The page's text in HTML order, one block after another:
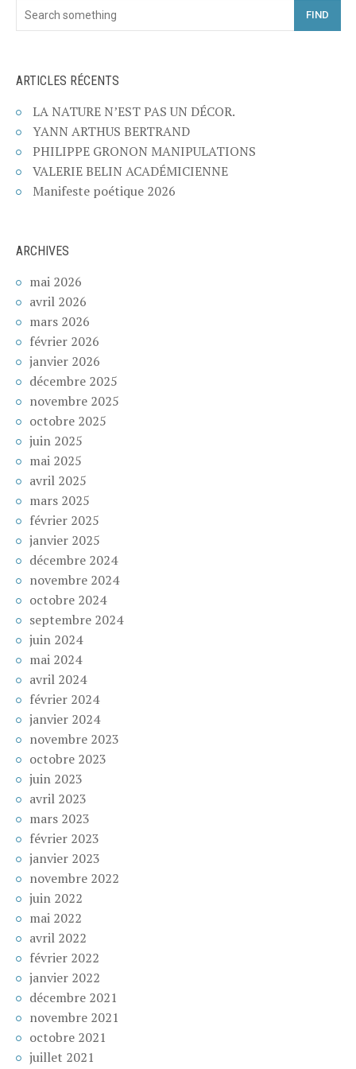
FIND
ARTICLES RÉCENTS
LA NATURE N’EST PAS UN DÉCOR.
YANN ARTHUS BERTRAND
PHILIPPE GRONON MANIPULATIONS
VALERIE BELIN ACADÉMICIENNE
Manifeste poétique 2026
ARCHIVES
mai 2026
avril 2026
mars 2026
février 2026
janvier 2026
décembre 2025
novembre 2025
octobre 2025
juin 2025
mai 2025
avril 2025
mars 2025
février 2025
janvier 2025
décembre 2024
novembre 2024
octobre 2024
septembre 2024
juin 2024
mai 2024
avril 2024
février 2024
janvier 2024
novembre 2023
octobre 2023
juin 2023
avril 2023
mars 2023
février 2023
janvier 2023
novembre 2022
juin 2022
mai 2022
avril 2022
février 2022
janvier 2022
décembre 2021
novembre 2021
octobre 2021
juillet 2021